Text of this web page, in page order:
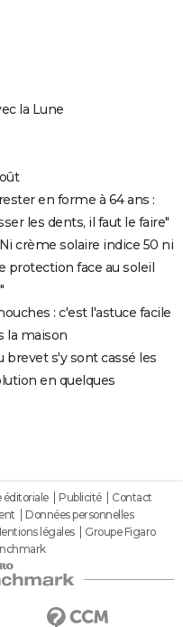
la Lune
en forme à 64 ans :
les dents, il faut le faire"
crème solaire indice 50 ni
protection face au soleil
: c'est l'astuce facile
la maison
brevet s'y sont cassé les
en quelques
éditoriale Publicité
Contact
Données personnelles
légales
Groupe Figaro